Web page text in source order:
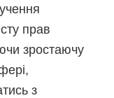
прав
зростаючу
з